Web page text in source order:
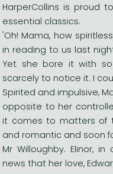
HarperCollins is proud
essential classics.
'Oh! Mama, how
in reading to us last
Yet she bore it with
scarcely to notice it. I
Spirited and impulsive,
opposite to her
it comes to matters of
and romantic and soon
Mr Willoughby. Elinor,
news that her love,